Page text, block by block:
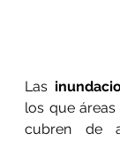
Las
los que áreas
cubren de